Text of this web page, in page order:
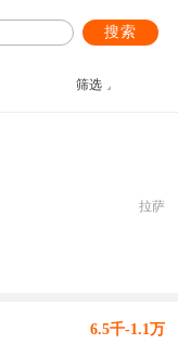
搜索
筛选
拉萨
6.5千-1.1万